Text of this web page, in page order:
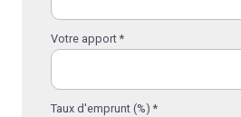
Votre apport *
Taux d'emprunt (%) *